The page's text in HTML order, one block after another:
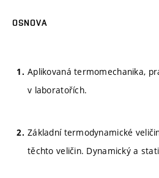
OSNOVA
Aplikovaná termomechanika,
v laboratořích.
Základní termodynamické
těchto veličin. Dynamický a